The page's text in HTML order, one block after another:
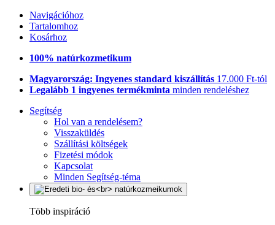
Navigációhoz
Tartalomhoz
Kosárhoz
100% natúrkozmetikum
Magyarország: Ingyenes standard kiszállítás 17.000 Ft-tól
Legalább 1 ingyenes termékminta minden rendeléshez
Segítség
Hol van a rendelésem?
Visszaküldés
Szállítási költségek
Fizetési módok
Kapcsolat
Minden Segítség-téma
Több inspiráció